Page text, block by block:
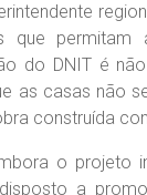
que
do DNIT é
as casas não
construída
o projeto
a